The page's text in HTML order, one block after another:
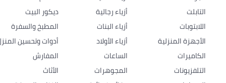
التابلت
اللابتوبات
الأجهزة المنزلية
الكاميرات
التلفزيونات
أزياء رجالية
أزياء البنات
أزياء الأولاد
الساعات
المجوهرات
ديكور البيت
المطبخ والسفرة
أدوات وتحسين
المفارش
الأثاث